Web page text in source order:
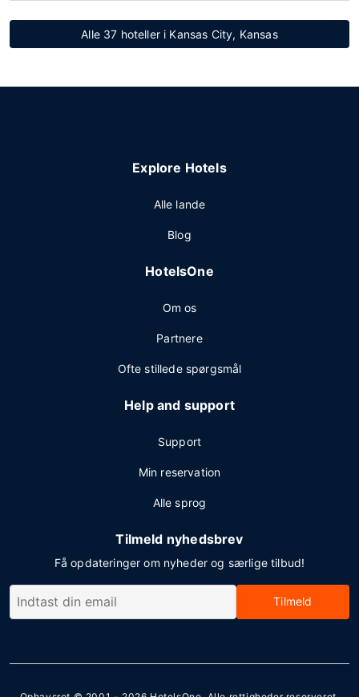
Alle 37 hoteller i Kansas City, Kansas
Explore Hotels
Alle lande
Blog
HotelsOne
Om os
Partnere
Ofte stillede spørgsmål
Help and support
Support
Min reservation
Alle sprog
Tilmeld nyhedsbrev
Få opdateringer om nyheder og særlige tilbud!
Tilmeld